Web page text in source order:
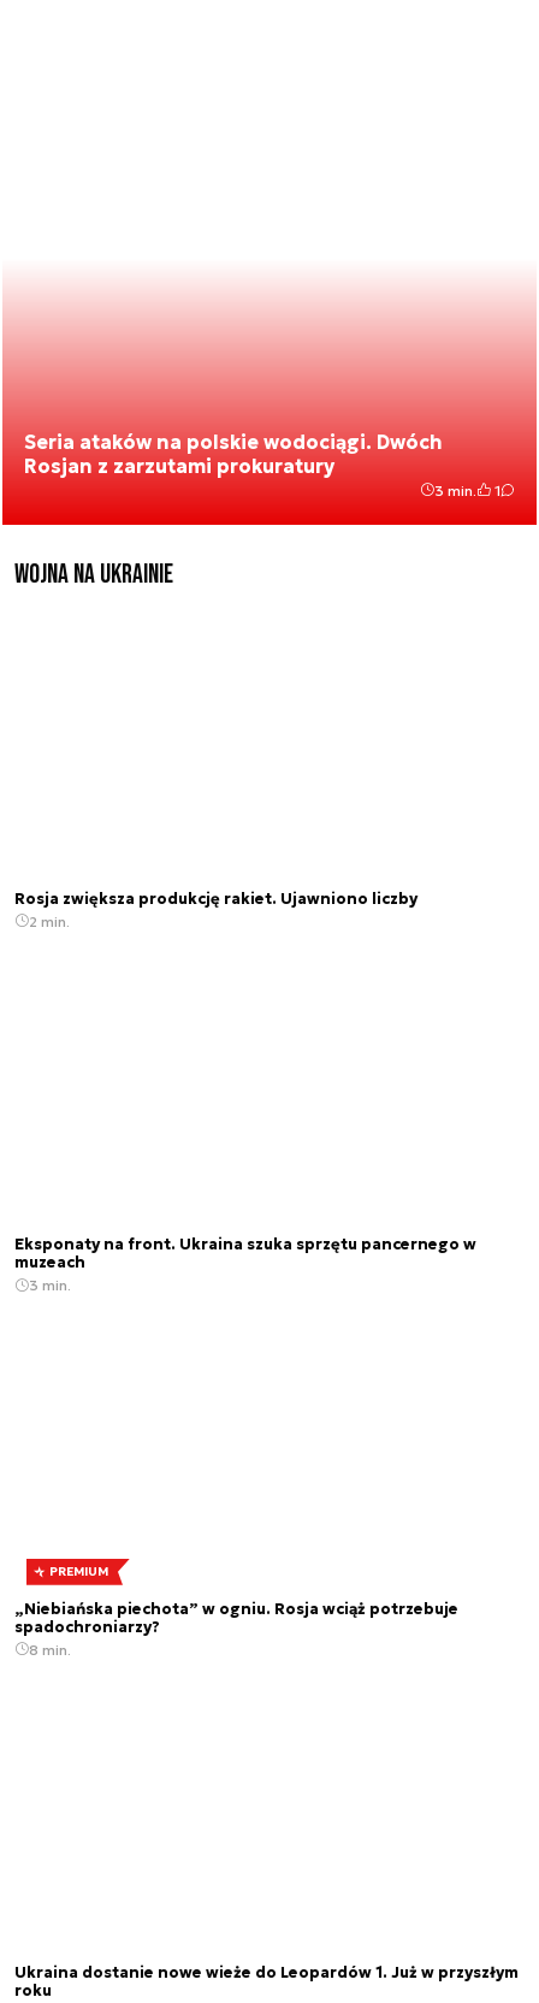
Seria ataków na polskie wodociągi. Dwóch
Rosjan z zarzutami prokuratury
3 min. 1
Wojna na Ukrainie
Rosja zwiększa produkcję rakiet. Ujawniono liczby
2 min.
Eksponaty na front. Ukraina szuka sprzętu pancernego w
muzeach
3 min.
PREMIUM
„Niebiańska piechota” w ogniu. Rosja wciąż potrzebuje
spadochroniarzy?
8 min.
Ukraina dostanie nowe wieże do Leopardów 1. Już w przyszłym
roku